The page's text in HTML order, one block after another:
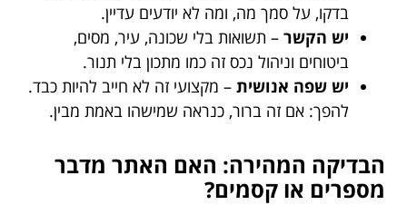
בדקו, על סמך מה, ומה לא יודעים עדיין.
יש הקשר – תשואות בלי שכונה, עיר, מסים,
ביטוחים וניהול נכס זה כמו מתכון בלי תנור.
יש שפה אנושית – מקצועי זה לא חייב להיות כבד.
להפך: אם זה ברור, כנראה שמישהו באמת מבין.
הבדיקה המהירה: האם האתר מדבר
מספרים או קסמים?